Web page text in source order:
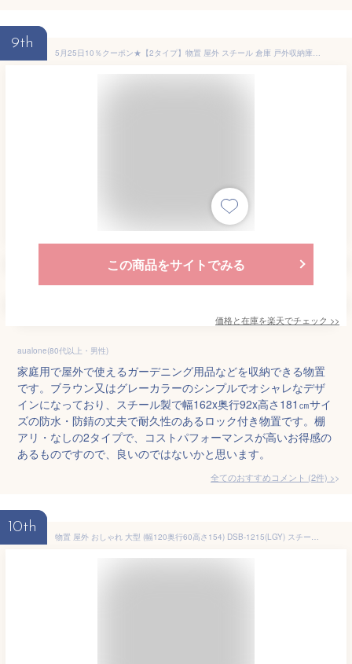
9th
5月25日10％クーポン★【2タイプ】物置 屋外 スチール 倉庫 戸外収納庫 幅162*奥行き92*高181 可動棚付き 物置き 大型 収納庫 屋外物置 防さび ベランダ 防水 ドア 引戸 スチール物置 屋外収納 ロック付き ガーデニング 庭 新作
この商品をサイトでみる
価格と在庫を楽天でチェック >>
aualone(80代以上・男性)
家庭用で屋外で使えるガーデニング用品などを収納できる物置
です。ブラウン又はグレーカラーのシンプルでオシャレなデザ
インになっており、スチール製で幅162x奥行92x高さ181㎝サイ
ズの防水・防錆の丈夫で耐久性のあるロック付き物置です。棚
アリ・なしの2タイプで、コストパフォーマンスが高いお得感の
あるものですので、良いのではないかと思います。
全てのおすすめコメント (2件) >
10th
物置 屋外 おしゃれ 大型 (幅120奥行60高さ154) DSB-1215(LGY) スチール収納庫 スチール物置 物置き 大容量 山善 YAMAZEN ガーデンマスター 【送料無料】